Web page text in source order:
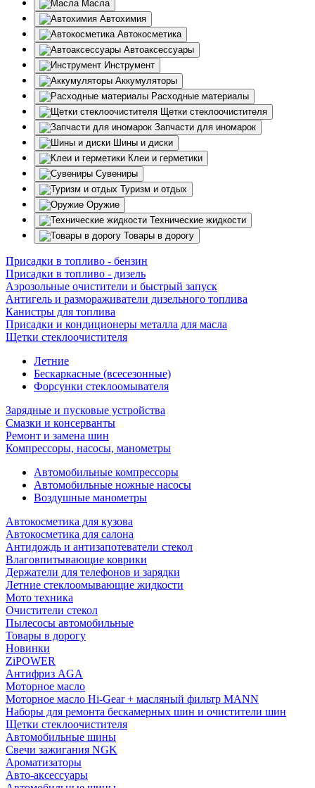
Масла
Автохимия
Автокосметика
Автоаксессуары
Инструмент
Аккумуляторы
Расходные материалы
Щетки стеклоочистителя
Запчасти для иномарок
Шины и диски
Клеи и герметики
Сувениры
Туризм и отдых
Оружие
Технические жидкости
Товары в дорогу
Присадки в топливо - бензин
Присадки в топливо - дизель
Аэрозольные очистители и быстрый запуск
Антигель и размораживатели дизельного топлива
Канистры для топлива
Присадки и кондиционеры металла для масла
Щетки стеклоочистителя
Летние
Бескаркасные (всесезонные)
Форсунки стеклоомывателя
Зарядные и пусковые устройства
Смазки и консерванты
Ремонт и замена шин
Компрессоры, насосы, манометры
Автомобильные компрессоры
Автомобильные ножные насосы
Воздушные манометры
Автокосметика для кузова
Автокосметика для салона
Антидождь и антизапотеватели стекол
Влаговпитывающие коврики
Держатели для телефонов и зарядки
Летние стеклоомывающие жидкости
Мото техника
Очистители стекол
Пылесосы автомобильные
Товары в дорогу
Новинки
ZiPOWER
Антифриз AGA
Моторное масло
Моторное масло Hi-Gear + масляный фильтр MANN
Наборы для ремонта бескамерных шин и очистители шин
Щетки стеклоочистителя
Автомобильные шины
Свечи зажигания NGK
Ароматизаторы
Авто-аксессуары